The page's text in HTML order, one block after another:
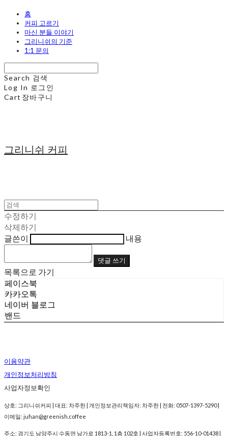
홈
커피 고르기
마신 분들 이야기
그리니쉬의 기준
1:1 문의
Search 검색
Log In 로그인
Cart 장바구니
그리니쉬 커피
수정하기
삭제하기
글쓴이
내용
댓글 쓰기
목록으로 가기
페이스북
카카오톡
네이버 블로그
밴드
이용약관
개인정보처리방침
사업자정보확인
상호: 그리니쉬커피 | 대표: 차주한 | 개인정보관리책임자: 차주한 | 전화: 0507-1397-5290 |
이메일: juhan@greenish.coffee
주소: 경기도 남양주시 수동면 남가로 1813-1, 1층 102호 | 사업자등록번호: 556-10-01438 |